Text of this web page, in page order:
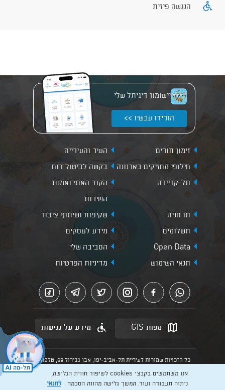
הנגשה פיזית
יישומון דיגיתל שלי
הורידו עכשיו >>
זימון תורים
העיר והעירייה
חילופי מחזיקים בארנונה
בקשה לביטול דוח
תל-קריירה
הקוד האתי ואמנת
השירות
תו חניה
שקיפות ושיתוף ציבור
תשלומים
מידע לעסקים
Open Data
הסביבה שלי
תנאי השימוש
מדיניות הפרטיות
מפות GIS מידע על נגישות
כל הזכויות שמורות לעיריית תל-אביב-יפו, אבן גבירול 69, טלפון:
הנוסח המחייב הוא זה הקבוע בהוראות הדין הרלוונטיות כפי שתהיינה
בתוקף מעת לעת
אנו משתמשים בקבצי cookies לשיפור חווית הגלישה,
ניתוח תעבורה ועוד. המשך גלישה מהווה הסכמהלתנאי